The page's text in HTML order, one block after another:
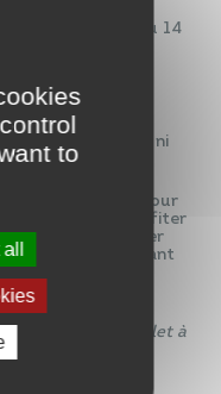
des fêtes est
ses randonnées du 14
et le
est également
et de la
le matin ni
de l’étang, pour
Venez profiter
des Bleus
, vibrer
le show-laser avant
danse
jusqu’au 14 juillet à
au soir)
to